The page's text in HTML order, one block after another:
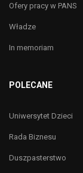
Ofery pracy w PANS
Władze
In memoriam
POLECANE
Uniwersytet Dzieci
Rada Biznesu
Duszpasterstwo